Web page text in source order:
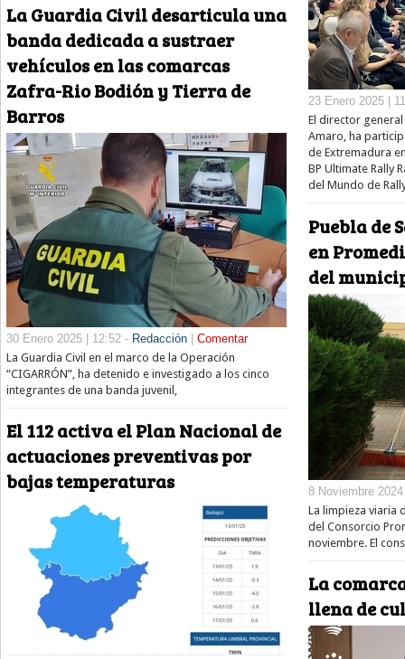
La Guardia Civil desarticula una
banda dedicada a sustraer
vehículos en las comarcas
Zafra-Rio Bodión y Tierra de
Barros
30 Enero 2025 | 12:52 - Redacción| Comentar
La Guardia Civil en el marco de la Operación
“CIGARRÓN”, ha detenido e investigado a los cinco
integrantes de una banda juvenil,
El 112 activa el Plan Nacional de
actuaciones preventivas por
bajas temperaturas
23 Enero 2025 |
El director
Amaro, ha
de Extremadura
BP Ultimate Rally
del Mundo de
Puebla de
en
del
8 Noviembre
La limpieza viaria
del Consorcio
noviembre. El
La
llena de